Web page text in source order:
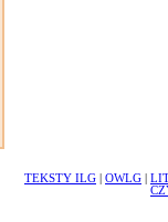
TEKSTY ILG OWLG